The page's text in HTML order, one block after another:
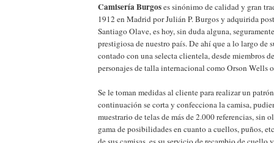
Camisería Burgoses sinónimo de calidad y gran
1912 en Madrid por Julián P. Burgos y adquirida
Santiago Olave, es hoy, sin duda alguna,
prestigiosa de nuestro país. De ahí que a lo largo de
contado con una selecta clientela, desde miembros
personajes de talla internacional como Orson Wells
Se le toman medidas al cliente para realizar un
continuación se corta y confecciona la camisa,
muestrario de telas de más de 2.000 referencias, sin
gama de posibilidades en cuanto a cuellos, puños,